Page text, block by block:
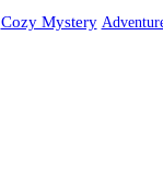
Cozy Mystery